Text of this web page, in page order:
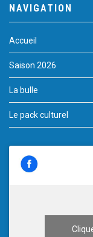
NAVIGATION
Accueil
Saison 2026
La bulle
Le pack culturel